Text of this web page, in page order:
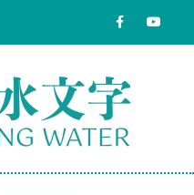
F
a
o
o
k
f
Y
o